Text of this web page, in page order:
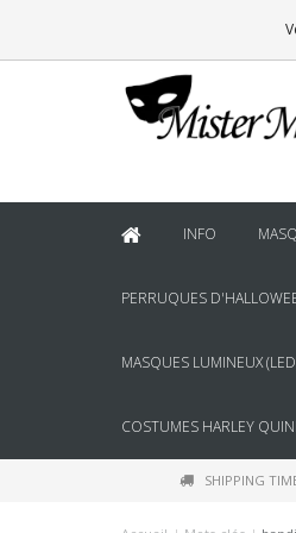
GRATIS
INFO
PERRUQUES
MASQUES LUMINEUX
COSTUMES HARLEY
SHIPPING